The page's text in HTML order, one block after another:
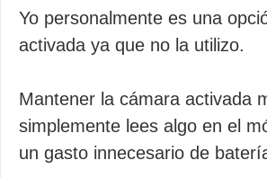
Yo personalmente es una
activada ya que no la utilizo.
Mantener la cámara activada
simplemente lees algo en el
un gasto innecesario de